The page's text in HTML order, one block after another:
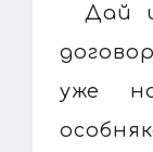
Дай
уже